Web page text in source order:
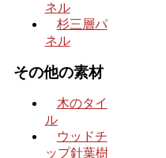
ネル
杉三層パ
ネル
その他の素材
木のタイ
ル
ウッドチ
ップ針葉樹